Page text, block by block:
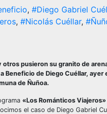
, #Diego Gabriel
, #Nicolás Cuéllar,
otros pusieron su granito de
Beneficio de Diego Cuéllar, ayer
de Ñuñoa.
«Los Románticos Viajeros»
el caso de Diego Gabriel